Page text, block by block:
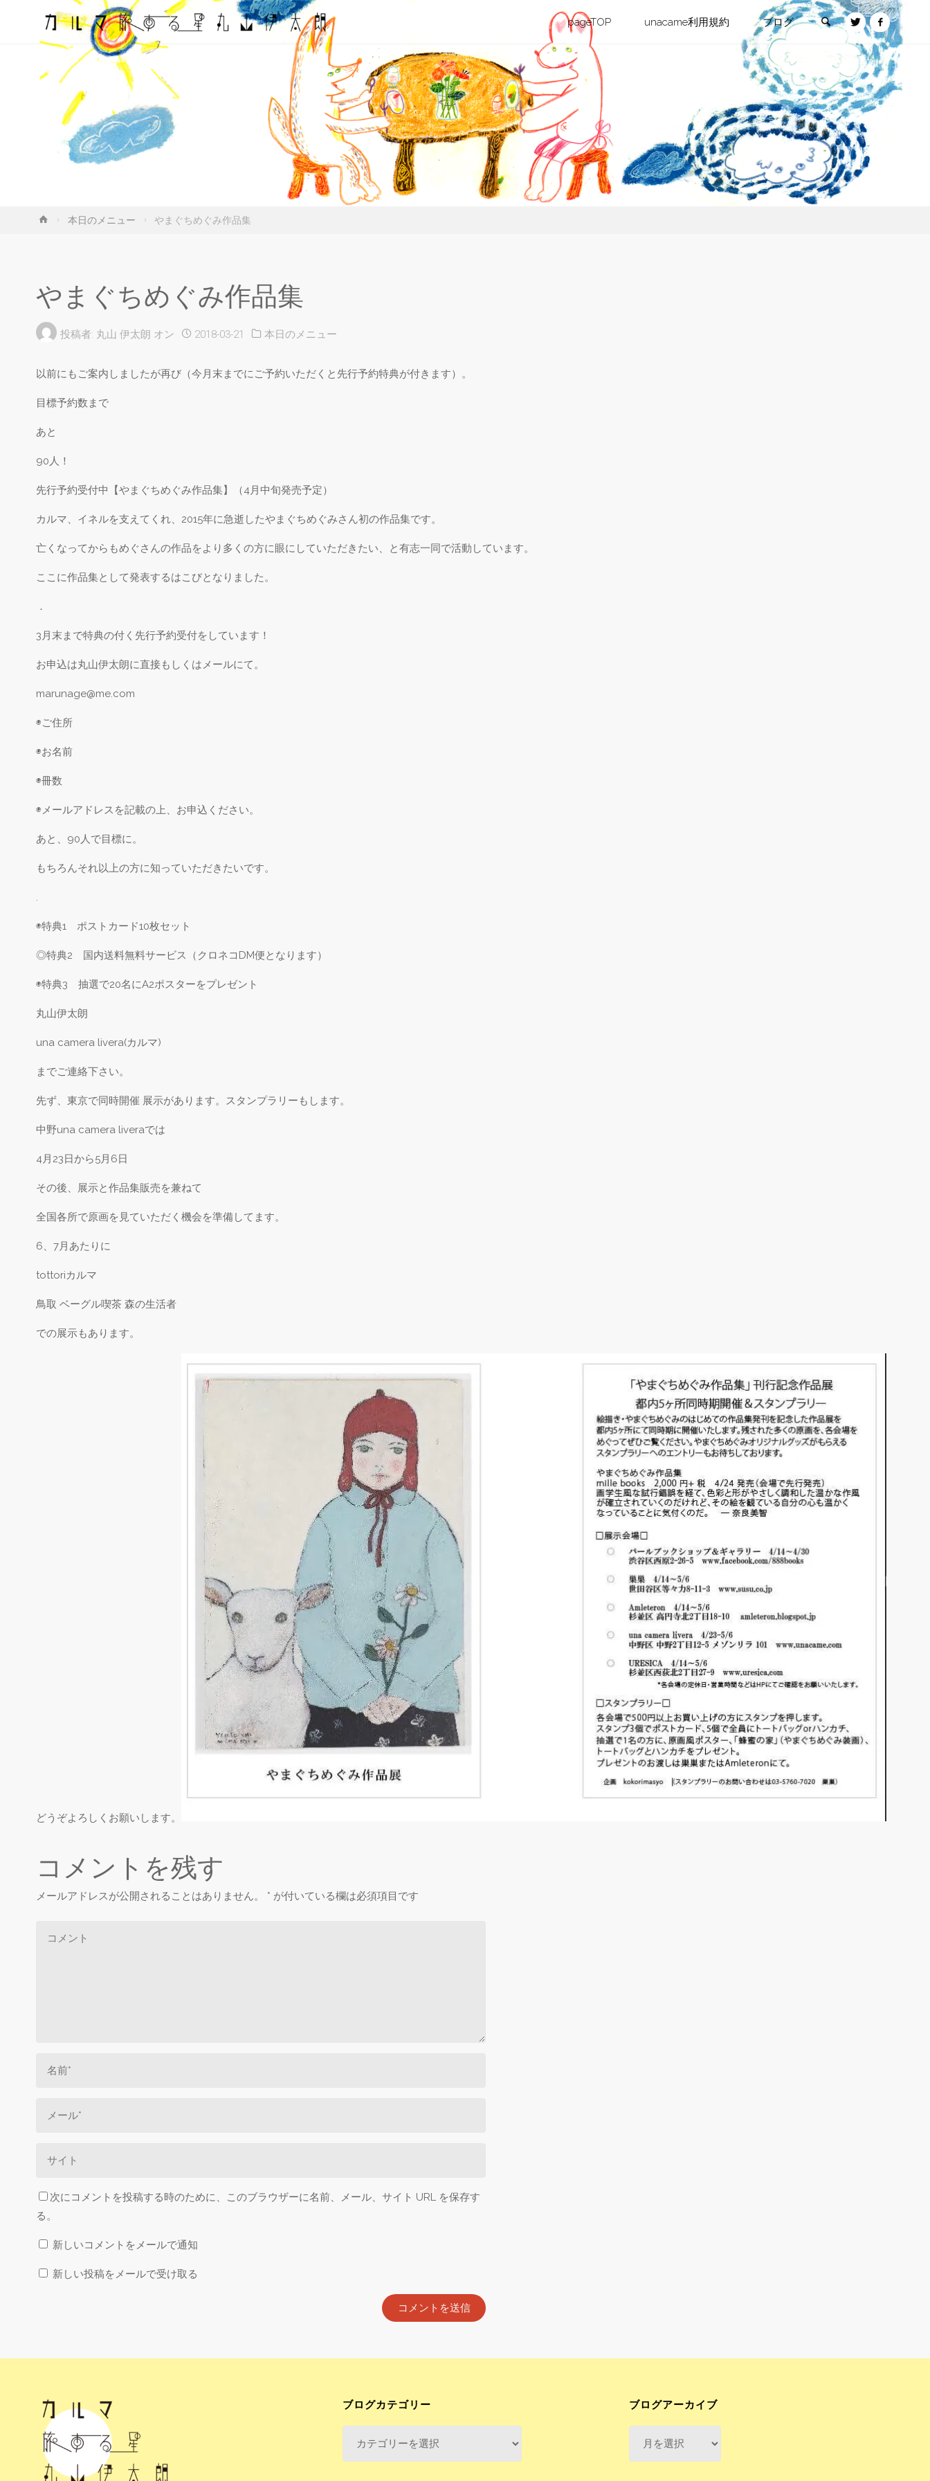
る
星・
丸山
伊太
朗
コ
ン
テ
ン
ツ
へ
pageTOP unacame利用規約 ブログ
検索
ホ
本日のメニュー やまぐちめぐみ作品集
やまぐちめぐみ作品集
投稿者: 丸山 伊太朗 オン 2018-03-21 本日のメニュー
以前にもご案内しましたが再び（今月末までにご予約いただくと先行予約特典が付きます）。
目標予約数まで
あと
90人！
先行予約受付中【やまぐちめぐみ作品集】（4月中旬発売予定）
カルマ、イネルを支えてくれ、2015年に急逝したやまぐちめぐみさん初の作品集です。
亡くなってからもめぐさんの作品をより多くの方に眼にしていただきたい、と有志一同で活動しています。
ここに作品集として発表するはこびとなりました。
．
3月末まで特典の付く先行予約受付をしています！
お申込は丸山伊太朗に直接もしくはメールにて。
marunage@me.com
◉ご住所
◉お名前
◉冊数
◉メールアドレスを記載の上、お申込ください。
あと、90人で目標に。
もちろんそれ以上の方に知っていただきたいです。
.
◉特典1 ポストカード10枚セット
◎特典2 国内送料無料サービス（クロネコDM便となります）
◉特典3 抽選で20名にA2ポスターをプレゼント
丸山伊太朗
una camera livera(カルマ)
までご連絡下さい。
先ず、東京で同時開催 展示があります。スタンプラリーもします。
中野una camera liveraでは
4月23日から5月6日
その後、展示と作品集販売を兼ねて
全国各所で原画を見ていただく機会を準備してます。
6、7月あたりに
tottoriカルマ
鳥取 ベーグル喫茶 森の生活者
での展示もあります。
どうぞよろしくお願いします。
コメントを残す
メールアドレスが公開されることはありません。 * が付いている欄は必須項目です
次にコメントを投稿する時のために、このブラウザーに名前、メール、サイト URL を保存す
る。
新しいコメントをメールで通知
新しい投稿をメールで受け取る
ブログカテゴリー ブログアーカイブ